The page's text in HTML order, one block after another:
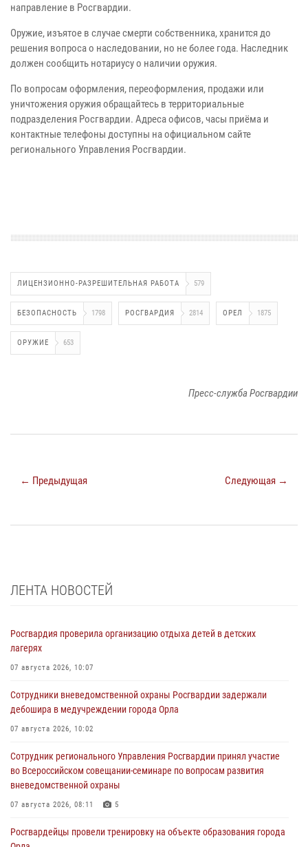
направление в Росгвардии.
Оружие, изъятое в случае смерти собственника, хранится до
решения вопроса о наследовании, но не более года. Наследник
должен сообщить нотариусу о наличии оружия.
По вопросам оформления, переоформления, продажи или
уничтожения оружия обращайтесь в территориальные
подразделения Росгвардии. Адреса офисов, часы приёма и
контактные телефоны доступны на официальном сайте
регионального Управления Росгвардии.
ЛИЦЕНЗИОННО-РАЗРЕШИТЕЛЬНАЯ РАБОТА 579
БЕЗОПАСНОСТЬ 1798 РОСГВАРДИЯ 2814 ОРЕЛ 1875
ОРУЖИЕ 653
Пресс-служба Росгвардии
← Предыдущая Следующая →
ЛЕНТА НОВОСТЕЙ
Росгвардия проверила организацию отдыха детей в детских
лагерях
07 августа 2026, 10:07
Сотрудники вневедомственной охраны Росгвардии задержали
дебошира в медучреждении города Орла
07 августа 2026, 10:02
Сотрудник регионального Управления Росгвардии принял участие
во Всероссийском совещании-семинаре по вопросам развития
вневедомственной охраны
07 августа 2026, 08:11 5
Росгвардейцы провели тренировку на объекте образования города